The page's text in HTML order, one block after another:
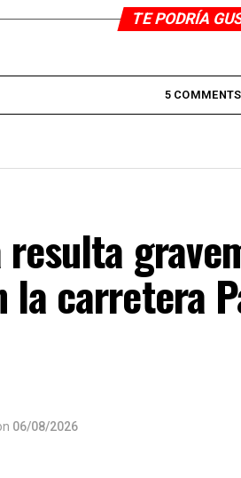
TE PODRÍA
5 COMMENTS
la carretera
06/08/2026